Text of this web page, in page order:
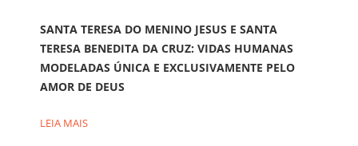
SANTA TERESA DO MENINO JESUS E SANTA
TERESA BENEDITA DA CRUZ: VIDAS HUMANAS
MODELADAS ÚNICA E EXCLUSIVAMENTE PELO
AMOR DE DEUS
LEIA MAIS